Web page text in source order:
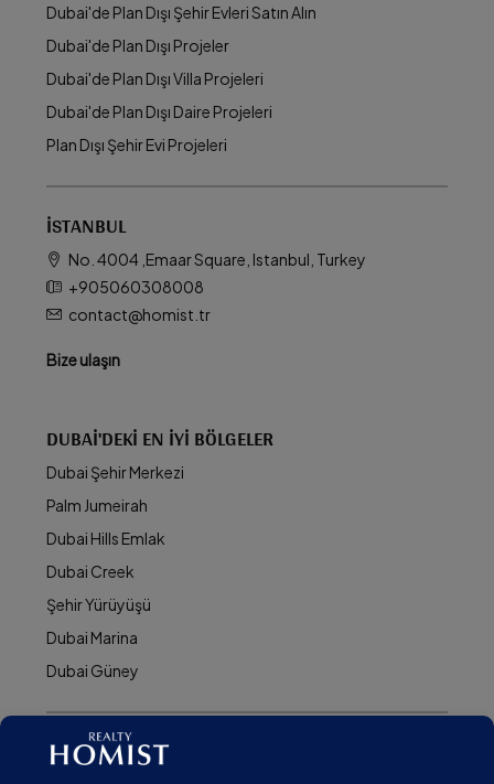
Dubai'de Plan Dışı Şehir Evleri Satın Alın
Dubai'de Plan Dışı Projeler
Dubai'de Plan Dışı Villa Projeleri
Dubai'de Plan Dışı Daire Projeleri
Plan Dışı Şehir Evi Projeleri
İSTANBUL
No. 4004 ,Emaar Square, Istanbul, Turkey
+905060308008
contact@homist.tr
Bize ulaşın
DUBAI'DEKI EN İYI BÖLGELER
Dubai Şehir Merkezi
Palm Jumeirah
Dubai Hills Emlak
Dubai Creek
Şehir Yürüyüşü
Dubai Marina
Dubai Güney